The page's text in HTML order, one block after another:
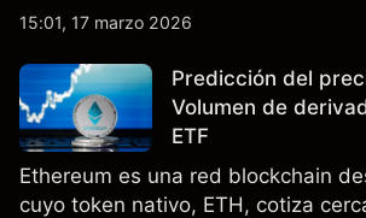
tensión geopolítica, liquidaciones
15:01, 17 marzo 2026
Predicción del
Volumen de
ETF
Ethereum es una red blockchain
cuyo token nativo, ETH, cotiza